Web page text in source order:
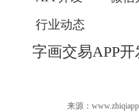
行业动态
字画交易APP
来源：